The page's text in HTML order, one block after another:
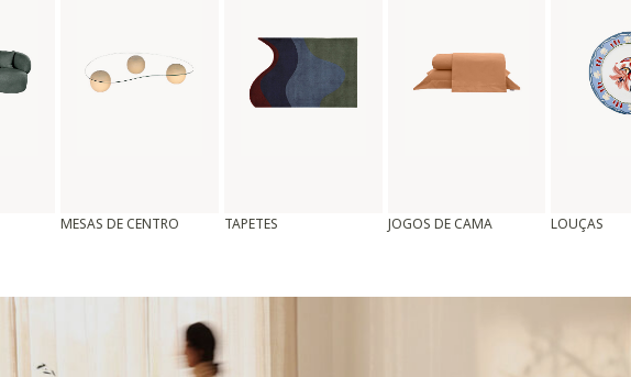
MESAS DE CENTRO TAPETES JOGOS DE CAMA LOUÇAS